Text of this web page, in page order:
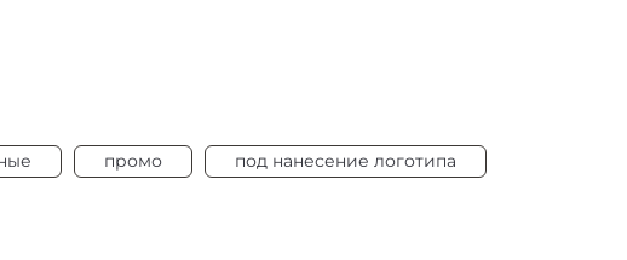
промо под нанесение логотипа